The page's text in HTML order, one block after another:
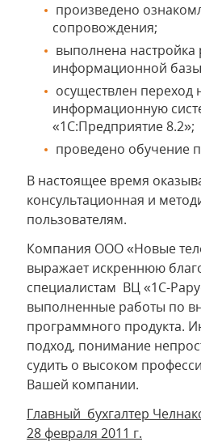
произведено
сопровождения;
выполнена настройка
информационной
осуществлен переход
информационную
«1С:Предприятие 8.2»;
проведено обучение
В настоящее время
консультационная и
пользователям.
Компания ООО «Новые
выражает искреннюю
специалистам ВЦ «1С-
выполненные работы по
программного продукта.
подход, понимание
судить о высоком
Вашей компании.
Главный бухгалтер
28 февраля 2011 г.